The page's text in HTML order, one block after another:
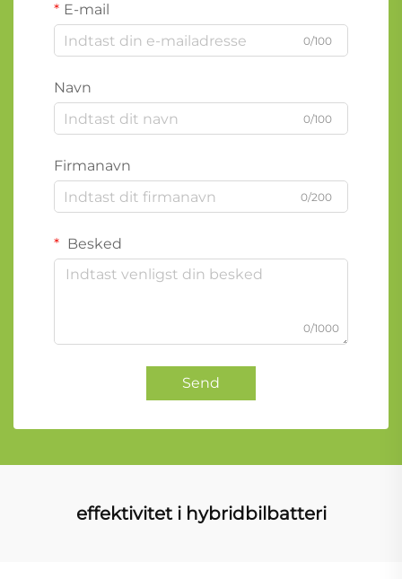
E-mail
0/100
Navn
0/100
Firmanavn
0/200
Besked
0/1000
Send
effektivitet i hybridbilbatteri